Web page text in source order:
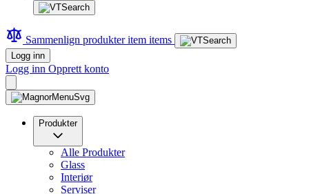
Sammenlign produkteritem items
Logg inn
Logg inn Opprett konto
Produkter
Alle Produkter
Glass
Interiør
Serviser